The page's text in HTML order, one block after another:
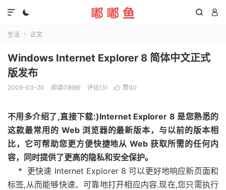
  

生活  正文
Windows Internet Explorer 8 简体中文正式
版发布
2009-03-20 阅读(1898) 评论(3)  赞(0)
不用多介绍了,直接下载:)Internet Explorer 8 是您熟悉的
这款最常用的 Web 浏览器的最新版本，与以前的版本相
比，它可帮助您更方便快捷地从 Web 获取所需的任何内
容，同时提供了更高的隐私和安全保护。
* 更快速 Internet Explorer 8 可以更好地响应新页面和
标签,从而能够快速、可靠地打开相应内容.现在,您只需执行